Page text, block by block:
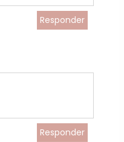
Responder
Responder